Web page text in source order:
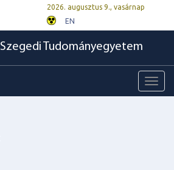
2026. augusztus 9., vasárnap
EN
Szegedi Tudományegyetem